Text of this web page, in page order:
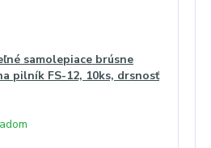
samolepiace brúsne
pilník FS-12, 10ks, drsnosť